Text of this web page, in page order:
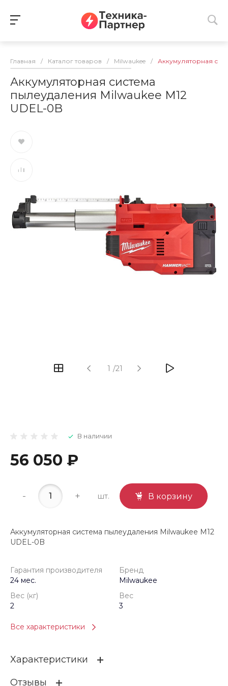
Главная / Каталог товаров / Milwaukee / Аккумуляторная
Аккумуляторная система
пылеудаления Milwaukee M12
UDEL-0B
1 /21
В наличии
56 050 ₽
- + шт. В корзину
Аккумуляторная система пылеудаления Milwaukee M12
UDEL-0B
Гарантия производителя
24 мес.
Бренд
Milwaukee
Вес (кг)
2
Вес
3
Все характеристики
Характеристики
Отзывы